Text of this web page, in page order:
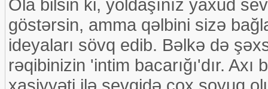
Ola bilsin ki, yoldaşınız yaxud
göstərsin, amma qəlbini sizə
ideyaları sövq edib. Bəlkə də
rəqibinizin 'intim bacarığı'dır.